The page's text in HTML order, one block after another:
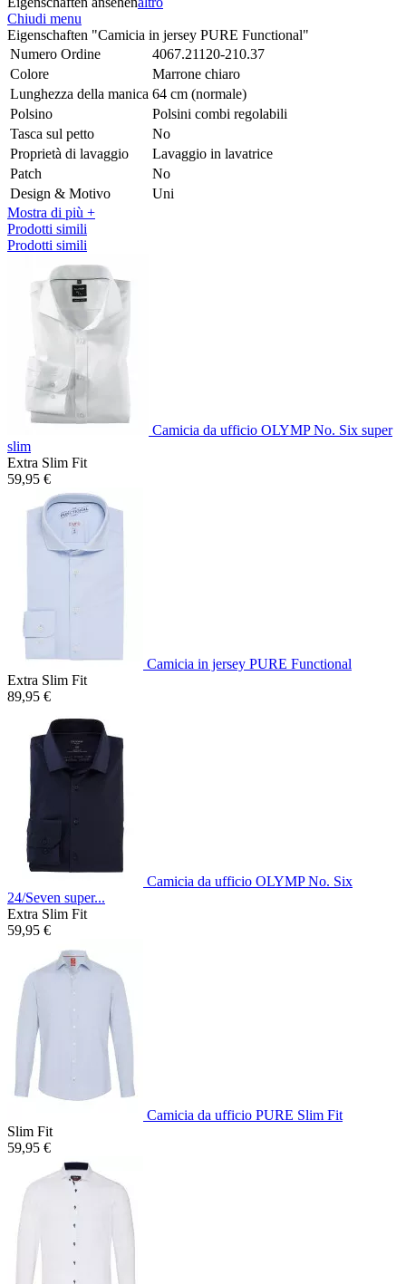
Chiudi menu
Eigenschaften "Camicia in jersey PURE Functional"
Numero Ordine
4067.21120-210.37
Colore
Marrone chiaro
Lunghezza della manica 64 cm (normale)
Polsino
Polsini combi regolabili
Tasca sul petto
No
Proprietà di lavaggio
Lavaggio in lavatrice
Patch
No
Design & Motivo
Uni
Mostra di più +
Prodotti simili
Prodotti simili
Camicia da ufficio OLYMP No. Six super
slim
Extra Slim Fit
59,95 €
Camicia in jersey PURE Functional
Extra Slim Fit
89,95 €
Camicia da ufficio OLYMP No. Six
24/Seven super...
Extra Slim Fit
59,95 €
Camicia da ufficio PURE Slim Fit
Slim Fit
59,95 €